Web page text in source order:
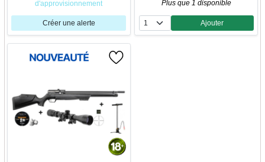
d'approvisionnement
Créer une alerte
Plus que 1 disponible
Quantité
Ajouter